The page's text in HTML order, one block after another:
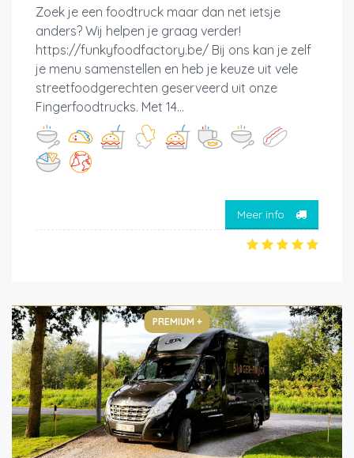
Zoek je een foodtruck maar dan net ietsje
anders? Wij helpen je graag verder!
https://funkyfoodfactory.be/ Bij ons kan je zelf
je menu samenstellen en heb je keuze uit vele
streetfoodgerechten geserveerd uit onze
Fingerfoodtrucks. Met 14...
Meer info
PREMIUM +